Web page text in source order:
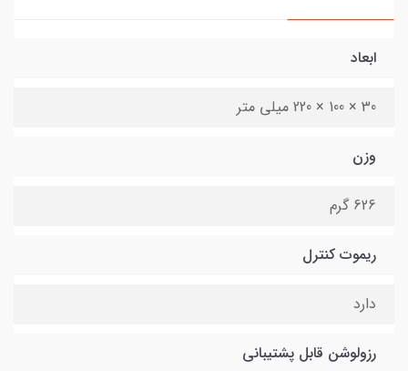
ابعاد
30 × 100 × 220 میلی متر
وزن
626 گرم
ریموت کنترل
دارد
رزولوشن قابل پشتیبانی